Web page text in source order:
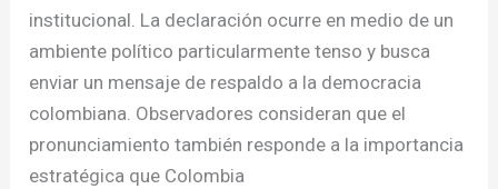
institucional. La declaración ocurre en medio de un
ambiente político particularmente tenso y busca
enviar un mensaje de respaldo a la democracia
colombiana. Observadores consideran que el
pronunciamiento también responde a la importancia
estratégica que Colombia